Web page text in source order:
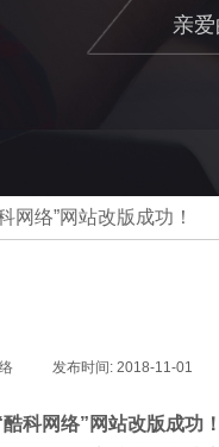
亲
网络”网站改版成功！
发布时间: 2018-11-01
科网络”网站改版成功！